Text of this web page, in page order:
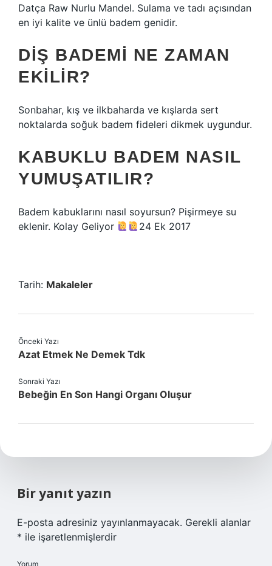
Datça Raw Nurlu Mandel. Sulama ve tadı açısından
en iyi kalite ve ünlü badem genidir.
DIŞ BADEMI NE ZAMAN
EKILIR?
Sonbahar, kış ve ilkbaharda ve kışlarda sert
noktalarda soğuk badem fideleri dikmek uygundur.
KABUKLU BADEM NASIL
YUMUŞATILIR?
Badem kabuklarını nasıl soyursun? Pişirmeye su
eklenir. Kolay Geliyor
24 Ek 2017
Tarih: Makaleler
Önceki Yazı
Azat Etmek Ne Demek Tdk
Sonraki Yazı
Bebeğin En Son Hangi Organı Oluşur
Bir yanıt yazın
E-posta adresiniz yayınlanmayacak. Gerekli alanlar
* ile işaretlenmişlerdir
Yorum